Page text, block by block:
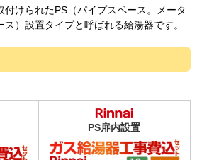
付けられたPS（パイプスペース。メータ
）設置タイプと呼ばれる給湯器です。
PS扉内設置